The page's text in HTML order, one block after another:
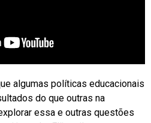
algumas políticas educacionais
do que outras na
essa e outras questões